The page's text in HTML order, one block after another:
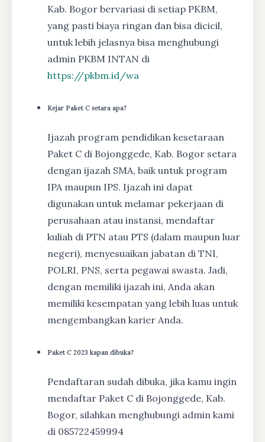
Kab. Bogor bervariasi di setiap PKBM,
yang pasti biaya ringan dan bisa dicicil,
untuk lebih jelasnya bisa menghubungi
admin PKBM INTAN di
https://pkbm.id/wa
Kejar Paket C setara apa?
Ijazah program pendidikan kesetaraan
Paket C di Bojonggede, Kab. Bogor setara
dengan ijazah SMA, baik untuk program
IPA maupun IPS. Ijazah ini dapat
digunakan untuk melamar pekerjaan di
perusahaan atau instansi, mendaftar
kuliah di PTN atau PTS (dalam maupun luar
negeri), menyesuaikan jabatan di TNI,
POLRI, PNS, serta pegawai swasta. Jadi,
dengan memiliki ijazah ini, Anda akan
memiliki kesempatan yang lebih luas untuk
mengembangkan karier Anda.
Paket C 2023 kapan dibuka?
Pendaftaran sudah dibuka, jika kamu ingin
mendaftar Paket C di Bojonggede, Kab.
Bogor, silahkan menghubungi admin kami
di 085722459994